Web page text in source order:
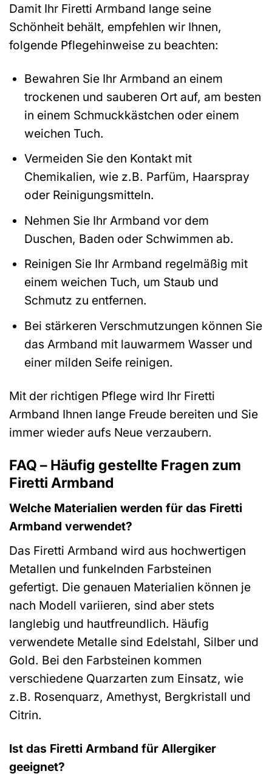
Damit Ihr Firetti Armband lange seine
Schönheit behält, empfehlen wir Ihnen,
folgende Pflegehinweise zu beachten:
Bewahren Sie Ihr Armband an einem
trockenen und sauberen Ort auf, am besten
in einem Schmuckkästchen oder einem
weichen Tuch.
Vermeiden Sie den Kontakt mit
Chemikalien, wie z.B. Parfüm, Haarspray
oder Reinigungsmitteln.
Nehmen Sie Ihr Armband vor dem
Duschen, Baden oder Schwimmen ab.
Reinigen Sie Ihr Armband regelmäßig mit
einem weichen Tuch, um Staub und
Schmutz zu entfernen.
Bei stärkeren Verschmutzungen können Sie
das Armband mit lauwarmem Wasser und
einer milden Seife reinigen.
Mit der richtigen Pflege wird Ihr Firetti
Armband Ihnen lange Freude bereiten und Sie
immer wieder aufs Neue verzaubern.
FAQ – Häufig gestellte Fragen zum
Firetti Armband
Welche Materialien werden für das Firetti
Armband verwendet?
Das Firetti Armband wird aus hochwertigen
Metallen und funkelnden Farbsteinen
gefertigt. Die genauen Materialien können je
nach Modell variieren, sind aber stets
langlebig und hautfreundlich. Häufig
verwendete Metalle sind Edelstahl, Silber und
Gold. Bei den Farbsteinen kommen
verschiedene Quarzarten zum Einsatz, wie
z.B. Rosenquarz, Amethyst, Bergkristall und
Citrin.
Ist das Firetti Armband für Allergiker
geeignet?